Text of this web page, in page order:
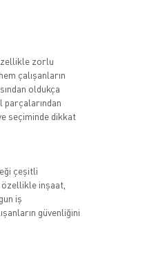
zorlu
çalışanların
oldukça
parçalarından
seçiminde dikkat
çeşitli
inşaat,
iş
güvenliğini